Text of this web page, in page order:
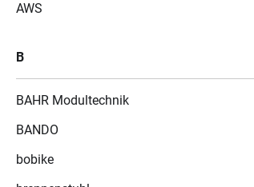
AWS
B
BAHR Modultechnik
BANDO
bobike